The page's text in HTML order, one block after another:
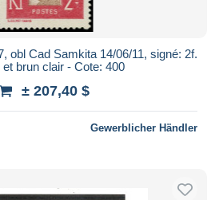
obl Cad Samkita 14/06/11, signé: 2f.
brun clair - Cote: 400
± 207,40 $
Gewerblicher Händler